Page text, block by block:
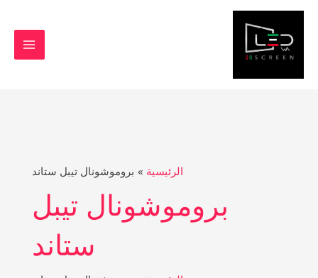
تخطي
المحتوى
الرئيسية بروموشونال تيبل ستاند
بروموشونال تيبل
ستاند